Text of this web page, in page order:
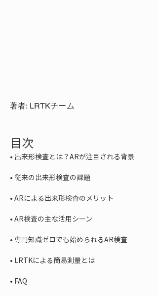
著者: LRTKチーム
目次
•
•
•
•
•
•
• FAQ